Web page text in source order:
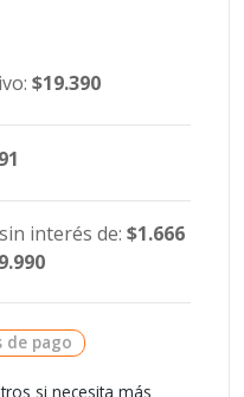
$19.390
interés de: $1.666
de pago
si necesita más